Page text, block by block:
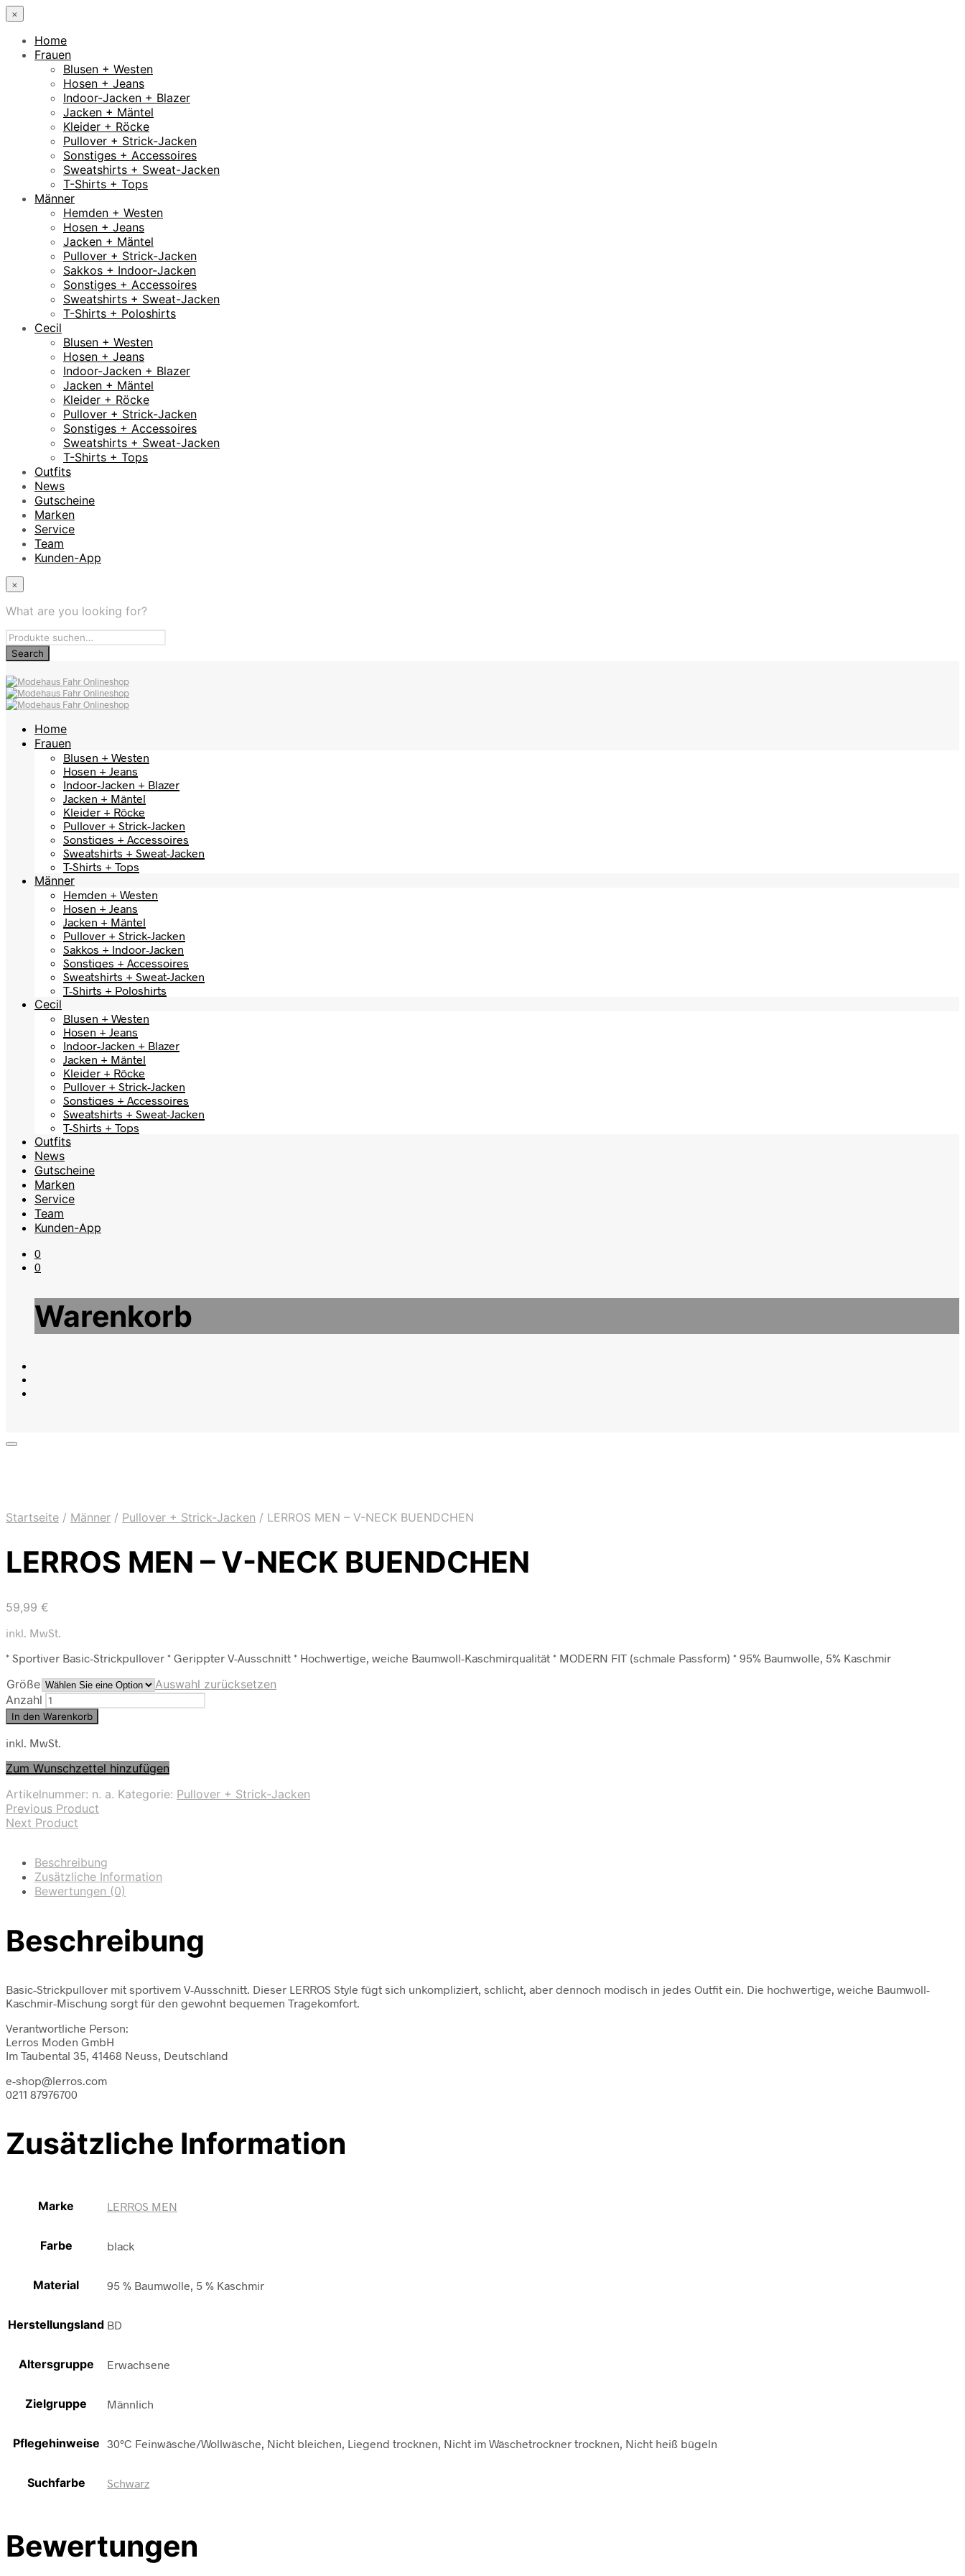
×
Home
Frauen
Blusen + Westen
Hosen + Jeans
Indoor-Jacken + Blazer
Jacken + Mäntel
Kleider + Röcke
Pullover + Strick-Jacken
Sonstiges + Accessoires
Sweatshirts + Sweat-Jacken
T-Shirts + Tops
Männer
Hemden + Westen
Hosen + Jeans
Jacken + Mäntel
Pullover + Strick-Jacken
Sakkos + Indoor-Jacken
Sonstiges + Accessoires
Sweatshirts + Sweat-Jacken
T-Shirts + Poloshirts
Cecil
Blusen + Westen
Hosen + Jeans
Indoor-Jacken + Blazer
Jacken + Mäntel
Kleider + Röcke
Pullover + Strick-Jacken
Sonstiges + Accessoires
Sweatshirts + Sweat-Jacken
T-Shirts + Tops
Outfits
News
Gutscheine
Marken
Service
Team
Kunden-App
×
What are you looking for?
Home
Frauen
Blusen + Westen
Hosen + Jeans
Indoor-Jacken + Blazer
Jacken + Mäntel
Kleider + Röcke
Pullover + Strick-Jacken
Sonstiges + Accessoires
Sweatshirts + Sweat-Jacken
T-Shirts + Tops
Männer
Hemden + Westen
Hosen + Jeans
Jacken + Mäntel
Pullover + Strick-Jacken
Sakkos + Indoor-Jacken
Sonstiges + Accessoires
Sweatshirts + Sweat-Jacken
T-Shirts + Poloshirts
Cecil
Blusen + Westen
Hosen + Jeans
Indoor-Jacken + Blazer
Jacken + Mäntel
Kleider + Röcke
Pullover + Strick-Jacken
Sonstiges + Accessoires
Sweatshirts + Sweat-Jacken
T-Shirts + Tops
Outfits
News
Gutscheine
Marken
Service
Team
Kunden-App
0
0
Warenkorb
Startseite / Männer / Pullover + Strick-Jacken / LERROS MEN – V-NECK BUENDCHEN
LERROS MEN – V-NECK BUENDCHEN
59,99 €
inkl. MwSt.
* Sportiver Basic-Strickpullover * Gerippter V-Ausschnitt * Hochwertige, weiche Baumwoll-Kaschmirqualität * MODERN FIT (schmale Passform) * 95% Baumwolle, 5% Kaschmir
Größe
Auswahl zurücksetzen
Anzahl
In den Warenkorb
inkl. MwSt.
Zum Wunschzettel hinzufügen
Artikelnummer: n. a. Kategorie: Pullover + Strick-Jacken
Previous Product
Next Product
Beschreibung
Zusätzliche Information
Bewertungen (0)
Beschreibung
Basic-Strickpullover mit sportivem V-Ausschnitt. Dieser LERROS Style fügt sich unkompliziert, schlicht, aber dennoch modisch in jedes Outfit ein. Die hochwertige, weiche Baumwoll-
Kaschmir-Mischung sorgt für den gewohnt bequemen Tragekomfort.
Verantwortliche Person:
Lerros Moden GmbH
Im Taubental 35, 41468 Neuss, Deutschland
e-shop@lerros.com
0211 87976700
Zusätzliche Information
Marke LERROS MEN
Farbe black
Material 95 % Baumwolle, 5 % Kaschmir
Herstellungsland BD
Altersgruppe Erwachsene
Zielgruppe Männlich
Pflegehinweise 30°C Feinwäsche/Wollwäsche, Nicht bleichen, Liegend trocknen, Nicht im Wäschetrockner trocknen, Nicht heiß bügeln
Suchfarbe Schwarz
Bewertungen